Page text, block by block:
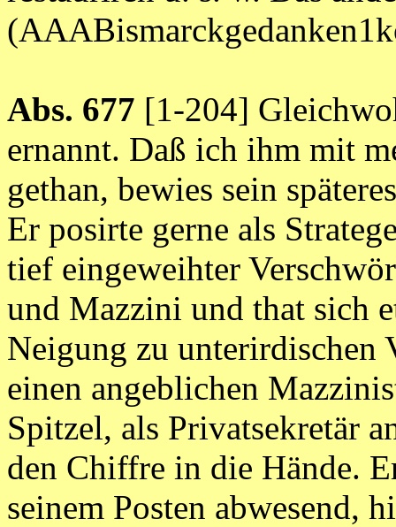
Abs. 677 [1-204]
ernannt. Daß ich ihm mit
gethan, bewies sein
Er posirte gerne als
tief eingeweihter
und Mazzini und that sich
Neigung zu unterirdischen
einen angeblichen
Spitzel, als Privatsekretär
den Chiffre in die Hände.
seinem Posten abwesend,